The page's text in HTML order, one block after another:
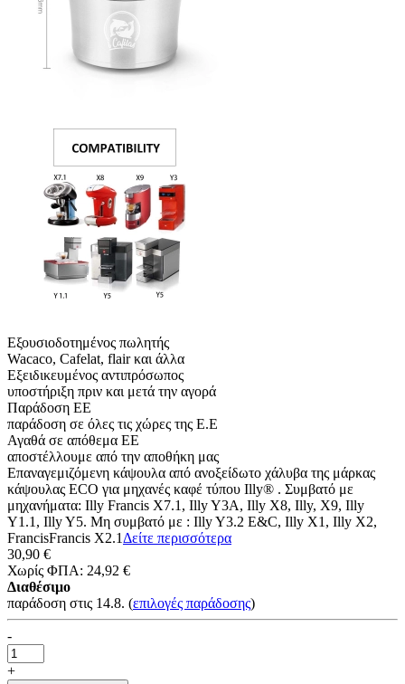
Εξουσιοδοτημένος πωλητής
Wacaco, Cafelat, flair και άλλα
Εξειδικευμένος αντιπρόσωπος
υποστήριξη πριν και μετά την αγορά
Παράδοση ΕΕ
παράδοση σε όλες τις χώρες της Ε.Ε
Αγαθά σε απόθεμα ΕΕ
αποστέλλουμε από την αποθήκη μας
Επαναγεμιζόμενη κάψουλα από ανοξείδωτο χάλυβα της μάρκας
κάψουλας ECO για μηχανές καφέ τύπου Illy® . Συμβατό με
μηχανήματα: Illy Francis X7.1, Illy Y3A, Illy X8, Illy, X9, Illy
Y1.1, Illy Y5. Μη συμβατό με : Illy Y3.2 E&C, Illy X1, Illy X2,
FrancisFrancis X2.1 Δείτε περισσότερα
30,90 €
Χωρίς ΦΠΑ: 24,92 €
Διαθέσιμο
παράδοση στις 14.8. (επιλογές παράδοσης)
-
+